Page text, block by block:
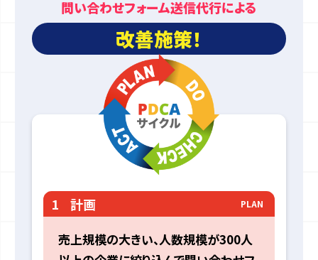
問い合わせフォーム送信代行による
改善施策！
1 PLAN
計画
売上規模の大きい、人数規模が300人